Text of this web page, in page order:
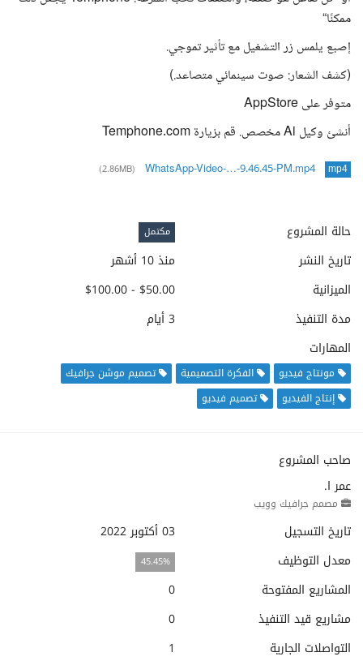
ممكنًا“
إصبع يلمس زر التشغيل مع تأثير تموجي.
(كشف الشعار: صوت سينمائي متصاعد.)
متوفر على AppStore
أنشئ وكيل Ai مخصص. قم بزيارة Temphone.com
mp4
WhatsApp-Video-…-9.46.45-PM.mp4
(2.86MB)
حالة المشروع مكتمل
تاريخ النشر
منذ 10 أشهر
الميزانية
$50.00 - $100.00
مدة التنفيذ
3 أيام
المهارات
مونتاج فيديو الفكرة التصميمية
تصميم موشن جرافيك
إنتاج الفيديو
تصميم فيديو
صاحب المشروع
عمر ا.
مصمم جرافيك وويب
تاريخ التسجيل
03 أكتوبر 2022
معدل التوظيف
45.45%
المشاريع المفتوحة
0
مشاريع قيد التنفيذ
0
التواصلات الجارية
1